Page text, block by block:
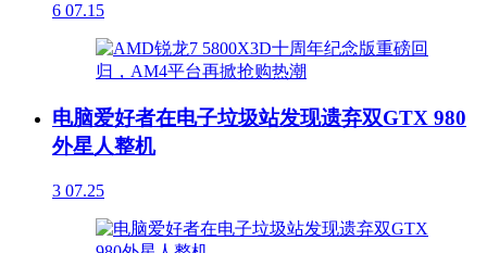
6 07.15
电脑爱好者在电子垃圾站发现遗弃双GTX 980
外星人整机
3 07.25